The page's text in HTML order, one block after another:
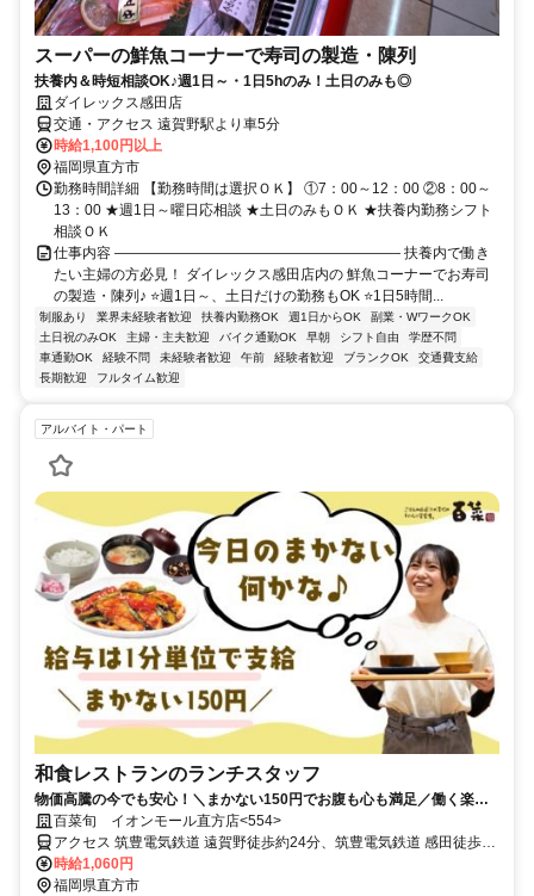
スーパーの鮮魚コーナーで寿司の製造・陳列
扶養内＆時短相談OK♪週1日～・1日5hのみ！土日のみも◎
ダイレックス感田店
交通・アクセス 遠賀野駅より車5分
時給1,100円以上
福岡県直方市
勤務時間詳細 【勤務時間は選択ＯＫ】 ①7：00～12：00 ②8：00～
13：00 ★週1日～曜日応相談 ★土日のみもＯＫ ★扶養内勤務シフト
相談ＯＫ
仕事内容 ―――――――――――――――――――― 扶養内で働き
たい主婦の方必見！ ダイレックス感田店内の 鮮魚コーナーでお寿司
の製造・陳列♪ ⭐週1日～、土日だけの勤務もOK ⭐1日5時間...
制服あり 業界未経験者歓迎 扶養内勤務OK 週1日からOK
副業・WワークOK
土日祝のみOK
主婦・主夫歓迎 バイク通勤OK 早朝 シフト自由
学歴不問
車通勤OK
経験不問 未経験者歓迎 午前 経験者歓迎 ブランクOK
交通費支給
長期歓迎
フルタイム歓迎
アルバイト・パート
和食レストランのランチスタッフ
物価高騰の今でも安心！＼まかない150円でお腹も心も満足／働く楽し
みが百菜ならきっとある！！
百菜旬 イオンモール直方店<554>
アクセス 筑豊電気鉄道 遠賀野徒歩約24分、筑豊電気鉄道 感田徒歩約
31分、筑豊電気鉄道 木屋瀬徒歩約37分
時給1,060円
福岡県直方市